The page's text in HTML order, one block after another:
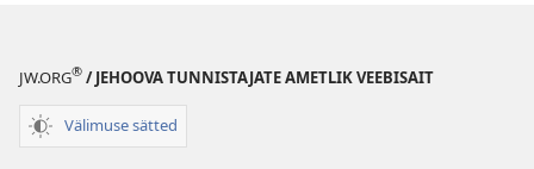
JW.ORG® / JEHOOVA TUNNISTAJATE AMETLIK VEEBISAIT
Välimuse sätted